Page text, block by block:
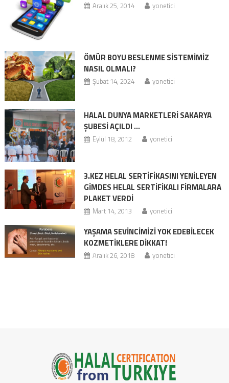
Aralık 25, 2014 yonetici
ÖMÜR BOYU BESLENME SİSTEMİMİZ
NASIL OLMALI?
Şubat 14, 2024 yonetici
HALAL DUNYA MARKETLERİ SAKARYA
ŞUBESİ AÇILDI …
Eylül 18, 2012 yonetici
3.KEZ HELAL SERTİFİKASINI YENİLEYEN
GİMDES HELAL SERTİFİKALI FİRMALARA
PLAKET VERDİ
Mart 14, 2013 yonetici
YAŞAMA SEVİNCİMİZİ YOK EDEBİLECEK
KOZMETİKLERE DİKKAT!
Aralık 26, 2018 yonetici